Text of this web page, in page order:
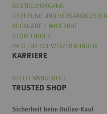
BESTELLVORGANG
LIEFERUNG UND VERSANDKOSTEN
RÜCKGABE / WIDERRUF
STOREFINDER
INFO FÜR SCHWEIZER KUNDEN
KARRIERE
STELLENANGEBOTE
TRUSTED SHOP
Sicherheit beim Online-Kauf